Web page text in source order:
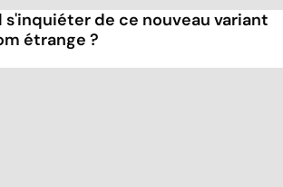
s'inquiéter de ce nouveau variant
étrange ?